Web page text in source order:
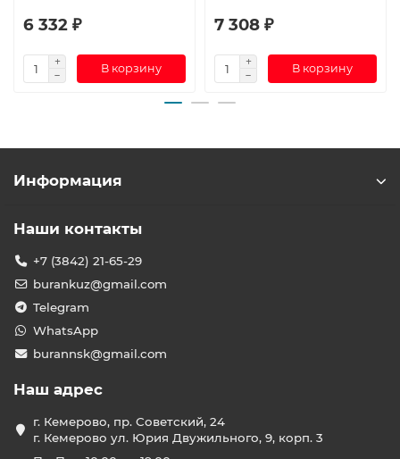
6 332 ₽
В корзину
7 308 ₽
В корзину
Информация
Наши контакты
+7 (3842) 21-65-29
burankuz@gmail.com
Telegram
WhatsApp
burannsk@gmail.com
Наш адрес
г. Кемерово, пр. Советский, 24
г. Кемерово ул. Юрия Двужильного, 9, корп. 3